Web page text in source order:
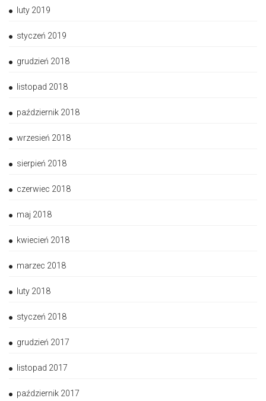
luty 2019
styczeń 2019
grudzień 2018
listopad 2018
październik 2018
wrzesień 2018
sierpień 2018
czerwiec 2018
maj 2018
kwiecień 2018
marzec 2018
luty 2018
styczeń 2018
grudzień 2017
listopad 2017
październik 2017